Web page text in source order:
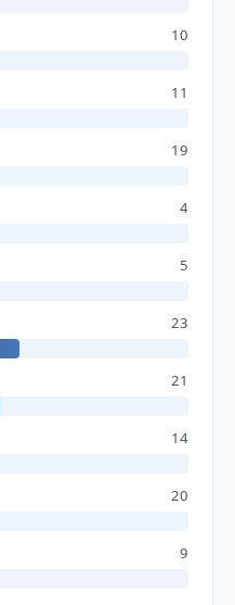
10
11
19
4
5
23
21
14
20
9